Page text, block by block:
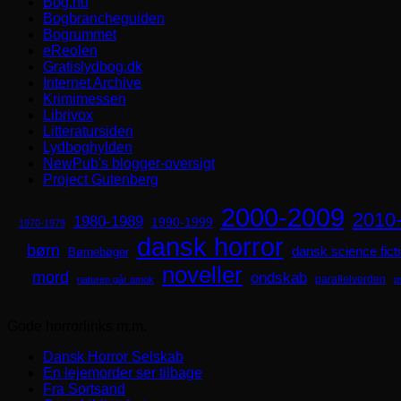
Bogbrancheguiden
Bogrummet
eReolen
Gratislydbog.dk
Internet Archive
Krimimessen
Librivox
Litteratursiden
Lydboghylden
NewPub's blogger-oversigt
Project Gutenberg
1970-1979 1980-1989 1990-1999 2000-2009
børn Børnebøger dansk horror dansk science
mord naturen går amok noveller ondskab parallelverden
Dansk Horror Selskab
En lejemorder ser tilbage
Fra Sortsand